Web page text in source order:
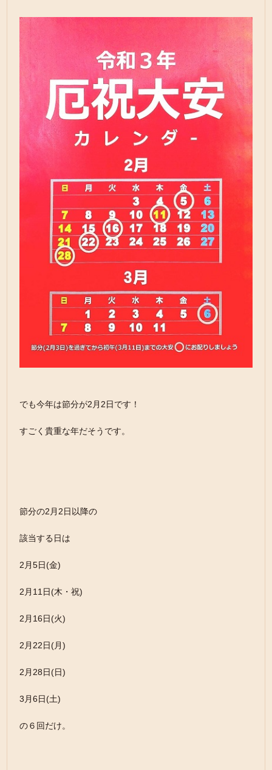
でも今年は節分が2月2日です！
すごく貴重な年だそうです。
節分の2月2日以降の
該当する日は
2月5日(金)
2月11日(木・祝)
2月16日(火)
2月22日(月)
2月28日(日)
3月6日(土)
の６回だけ。